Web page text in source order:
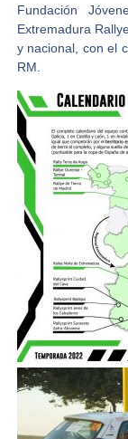
Fundación
Extremadura
y nacional, con el
RM.